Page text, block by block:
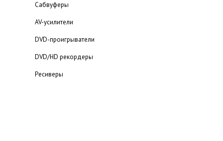
Сабвуферы
AV-усилители
DVD-проигрыватели
DVD/HD рекордеры
Ресиверы